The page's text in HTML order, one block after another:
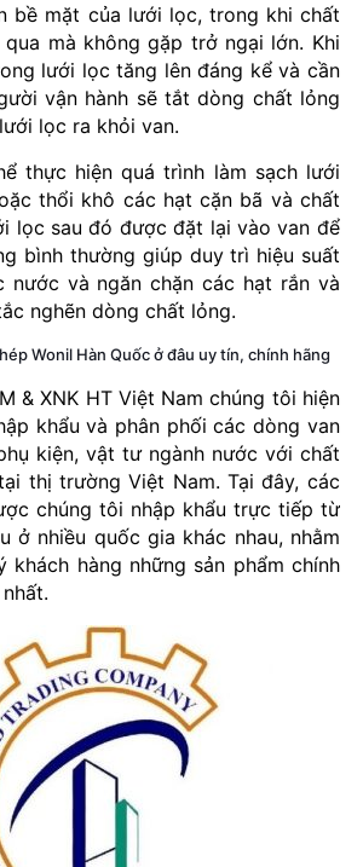
bề mặt của lưới lọc, trong khi chất
mà không gặp trở ngại lớn. Khi
lưới lọc tăng lên đáng kể và cần
vận hành sẽ tắt dòng chất lỏng
lọc ra khỏi van.
thực hiện quá trình làm sạch lưới
thổi khô các hạt cặn bã và chất
lọc sau đó được đặt lại vào van để
bình thường giúp duy trì hiệu suất
nước và ngăn chặn các hạt rắn và
nghẽn dòng chất lỏng.
Wonil Hàn Quốc ở đâu uy tín, chính hãng
& XNK HT Việt Nam chúng tôi hiện
khẩu và phân phối các dòng van
kiện, vật tư ngành nước với chất
thị trường Việt Nam. Tại đây, các
chúng tôi nhập khẩu trực tiếp từ
ở nhiều quốc gia khác nhau, nhằm
khách hàng những sản phẩm chính